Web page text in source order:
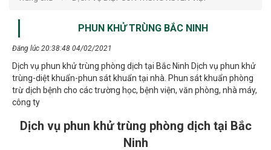
PHUN KHỬ TRÙNG BẮC NINH
trùng-diệt khuẩn-phun sát khuẩn tại nhà. Phun sát khuẩn phòng
trừ dịch bệnh cho các trường học, bệnh viện, văn phòng, nhà máy,
công ty
Dịch vụ phun khử trùng phòng dịch tại Bắc
Ninh